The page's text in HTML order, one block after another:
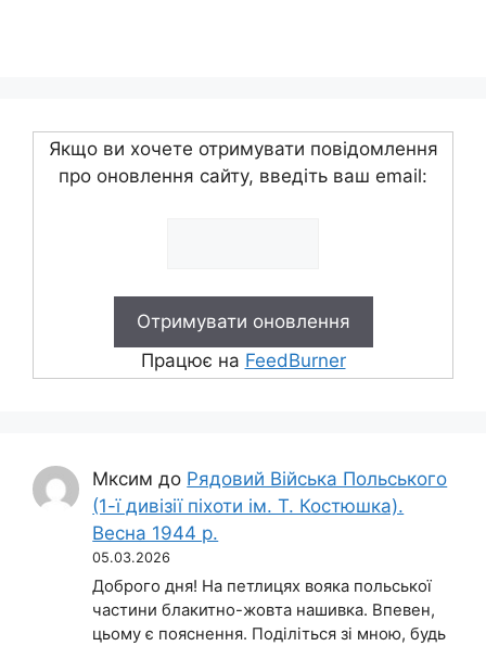
Якщо ви хочете отримувати повідомлення
про оновлення сайту, введіть ваш email:
Працює на FeedBurner
Мксим до Рядовий Війська Польського
(1-ї дивізії піхоти ім. Т. Костюшка).
Весна 1944 р.
05.03.2026
Доброго дня! На петлицях вояка польської
частини блакитно-жовта нашивка. Впевен,
цьому є пояснення. Поділіться зі мною, будь